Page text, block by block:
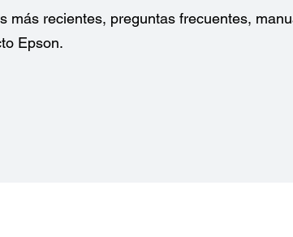
más recientes, preguntas frecuentes,
Epson.